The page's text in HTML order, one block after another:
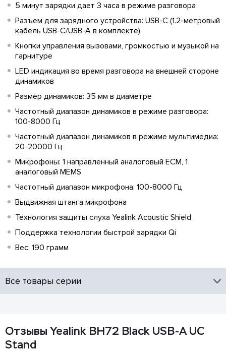
5 минут зарядки дает 3 часа в режиме разговора
Разъем для зарядного устройства: USB-C (1.2-метровый
кабель USB-C/USB-A в комплекте)
Кнопки управления вызовами, громкостью и музыкой на
гарнитуре
LED индикация во время разговора на внешней стороне
динамиков
Размер динамиков: 35 мм в диаметре
Частотный диапазон динамиков в режиме разговора:
100-8000 Гц
Частотный диапазон динамиков в режиме мультимедиа:
20-20000 Гц
Микрофоны: 1 направленный аналоговый ECM, 1
аналоговый MEMS
Частотный диапазон микрофона: 100-8000 Гц
Выдвижная штанга микрофона
Технология защиты слуха Yealink Acoustic Shield
Поддержка технологии быстрой зарядки Qi
Вес: 190 грамм
Все товары серии
Отзывы Yealink BH72 Black USB-A UC
Stand